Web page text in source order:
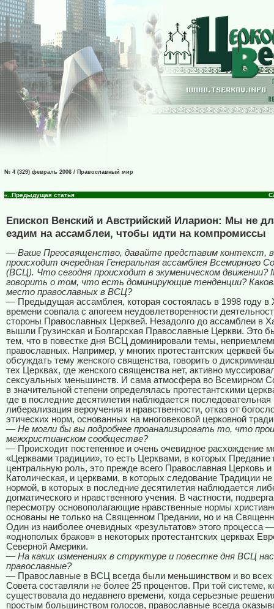
№ 4 (329) февраль 2006 / Православный мир
«..Предыдущая статья
Епископ Венский и Австрийский Иларион: Мы не
ездим на ассамблеи, чтобы идти на компромиссы
— Ваше Преосвященство, давайте представим контекст,
происходит очередная Генеральная ассамблея Всемирного
(ВСЦ). Что сегодня происходит в экуменическом движении?
говорить о том, что есть доминирующие тенденции?
место православных в ВСЦ?
— Предыдущая ассамблея, которая состоялась в 1998 году в
времени совпала с апогеем неудовлетворенности
стороны Православных Церквей. Незадолго до ассамблеи в
вышли Грузинская и Болгарская Православные Церкви. Это
тем, что в повестке дня ВСЦ доминировали темы,
православных. Например, у многих протестантских церквей
обсуждать тему женского священства, говорить о
тех Церквах, где женского священства нет, активно
сексуальных меньшинств. И сама атмосфера во Всемирном
в значительной степени определялась протестантскими
где в последние десятилетия наблюдается последовательная
либерализация вероучения и нравственности, отказ от
этических норм, основанных на многовековой церковной
— Не могли бы вы подробнее проанализировать то, что
межхристианском сообществе?
— Происходит постепенное и очень очевидное расхождение
«Церквами традиции», то есть Церквами, в которых Предание
центральную роль, это прежде всего Православная Церковь
Католическая, и церквами, в которых следование Традиции
нормой, в которых в последние десятилетия наблюдается
догматического и нравственного учения. В частности,
пересмотру основополагающие нравственные нормы
основаны не только на Священном Предании, но и на
Один из наиболее очевидных «результатов» этого процесса
«однополых браков» в некоторых протестантских церквах
Северной Америки.
— На каких изменениях в структуре и повестке дня ВСЦ
православные?
— Православные в ВСЦ всегда были меньшинством и во всех
Совета составляли не более 25 процентов. При той системе,
существовала до недавнего времени, когда серьезные
простым большинством голосов, православные всегда